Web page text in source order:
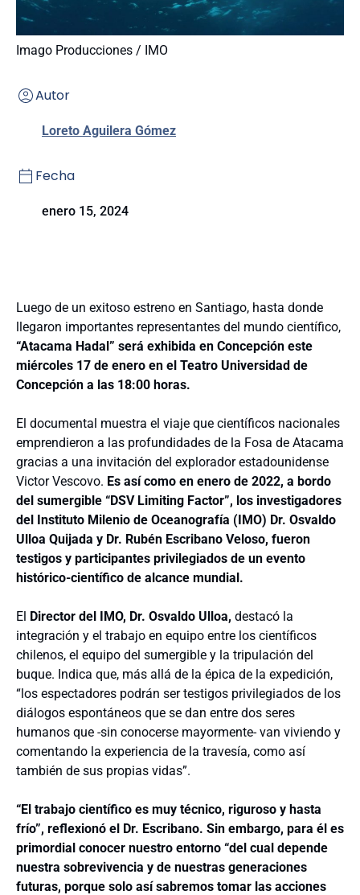
Imago Producciones / IMO
Autor
Loreto Aguilera Gómez
Fecha
enero 15, 2024
Luego de un exitoso estreno en Santiago, hasta donde
llegaron importantes representantes del mundo científico,
“Atacama Hadal” será exhibida en Concepción este
miércoles 17 de enero en el Teatro Universidad de
Concepción a las 18:00 horas.
El documental muestra el viaje que científicos nacionales
emprendieron a las profundidades de la Fosa de Atacama
gracias a una invitación del explorador estadounidense
Victor Vescovo. Es así como en enero de 2022, a bordo
del sumergible “DSV Limiting Factor”, los investigadores
del Instituto Milenio de Oceanografía (IMO) Dr. Osvaldo
Ulloa Quijada y Dr. Rubén Escribano Veloso, fueron
testigos y participantes privilegiados de un evento
histórico-científico de alcance mundial.
El Director del IMO, Dr. Osvaldo Ulloa, destacó la
integración y el trabajo en equipo entre los científicos
chilenos, el equipo del sumergible y la tripulación del
buque. Indica que, más allá de la épica de la expedición,
“los espectadores podrán ser testigos privilegiados de los
diálogos espontáneos que se dan entre dos seres
humanos que -sin conocerse mayormente- van viviendo y
comentando la experiencia de la travesía, como así
también de sus propias vidas”.
“El trabajo científico es muy técnico, riguroso y hasta
frío”, reflexionó el Dr. Escribano. Sin embargo, para él es
primordial conocer nuestro entorno “del cual depende
nuestra sobrevivencia y de nuestras generaciones
futuras, porque solo así sabremos tomar las acciones